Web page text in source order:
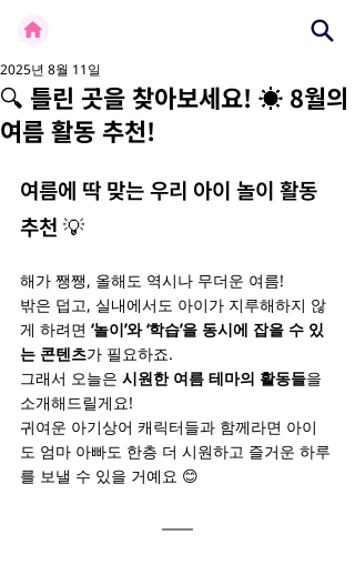
🔍 틀린 곳을 찾아보세요! ☀️ 8월의
여름 활동 추천!
2025년 8월 11일
여름에 딱 맞는 우리 아이 놀이 활동
추천 💡
해가 쨍쨍, 올해도 역시나 무더운 여름!
밖은 덥고, 실내에서도 아이가 지루해하지 않
게 하려면 ‘놀이’와 ‘학습’을 동시에 잡을 수 있
는 콘텐츠가 필요하죠.
그래서 오늘은 시원한 여름 테마의 활동들을
소개해드릴게요!
귀여운 아기상어 캐릭터들과 함께라면 아이
도 엄마 아빠도 한층 더 시원하고 즐거운 하루
를 보낼 수 있을 거예요 😊